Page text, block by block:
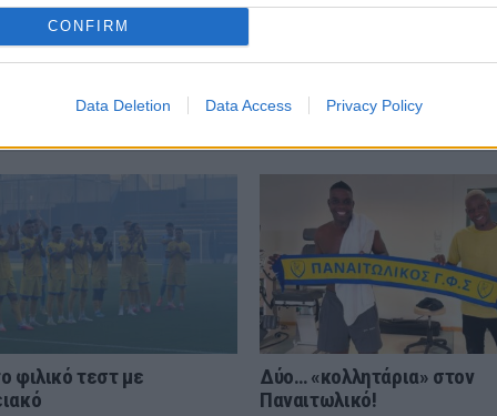
CONFIRM
Data Deletion Data Access Privacy Policy
φιλικό τεστ με
Δύο… «κολλητάρια» στον
Παναιτωλικό!